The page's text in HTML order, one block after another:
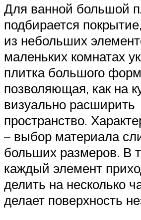
Для ванной большой
подбирается
из небольших
маленьких комнатах
плитка большого
позволяющая, как на
визуально расширить
пространство.
– выбор материала
больших размеров. В
каждый элемент
делить на несколько
делает поверхность